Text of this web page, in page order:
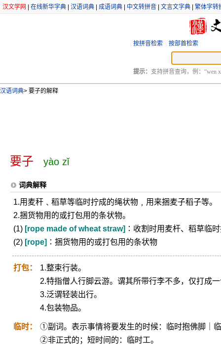
汉文学网 在线新华字典 汉语词典 成语词典 中文转拼音 文言文字典 繁体字转
按拼音检索 按部首检索
提示： 支持拼音查询，例：“wen
汉语词典> 要子的解释
要子 yào zǐ
词典解释
1.用麦秆﹑稻草等临时拧成的绳状物﹐用来捆麦子稻子等。
2.捆货物用的或打包用的条状物。
(1) [rope made of wheat straw] ∶收割时用麦杆、稻草临
(2) [rope] ∶捆货物用的或打包用的条状物
打包：
1.整束行装。
2.特指僧人行脚云游。谓其所带行李不多，仅打成
3.泛谓轻装出行。
4.包装物品。
临时：
①副词。表示事情将要发生的时候：临时抱佛脚｜
②非正式的；短时间的：临时工。